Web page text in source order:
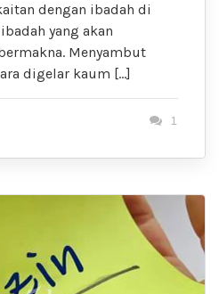
dengan ibadah di
yang akan
Menyambut
digelar kaum […]
1